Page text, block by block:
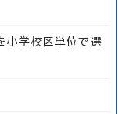
小学校区単位で選